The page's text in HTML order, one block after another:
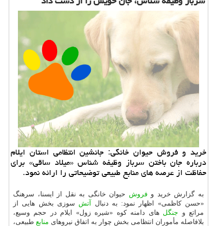
خرید و فروش حیوان خانگی: جانشین انتظامی استان ایلام
درباره جان باختن سرباز وظیفه شناس «میلاد ساقی» برای
حفاظت از عرصه های منابع طبیعی توضیحاتی را ارائه نمود.
به گزارش خرید و فروش حیوان خانگی به نقل از ایسنا، سرهنگ
«حسن كاظمی» اظهار نمود: به دنبال آتش سوزی بخش هایی از
مراتع و جنگل های دامنه كوه «شیره زول» ایلام در حجم وسیع،
بلافاصله مأموران انتظامی بخش چوار به اتفاق نیروهای منابع طبیعی،